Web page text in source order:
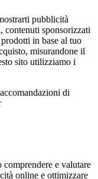
pubblicità
contenuti sponsorizzati
in base al tuo
misurandone il
sito utilizziamo i
di
e valutare
online e ottimizzare